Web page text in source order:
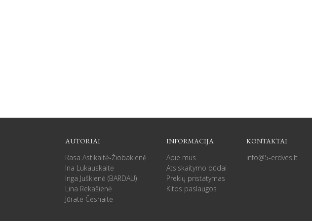
AUTORIAI
Rasa Astikaitė-Žiobakienė
Ina Lukauskaitė
Inga Juškienė (BARDAU)
Lina Rekašienė
Jūratė Čėsnaitė
INFORMACIJA
Apie mus
Atsiskaitymo būdai
Prekių pristatymas
Kitos paslaugos
KONTAKTAI
info@5-erdves.lt